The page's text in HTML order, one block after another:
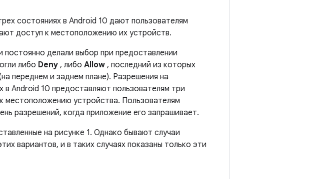
состояниях в Android 10 дают пользователям
доступ к местоположению их устройств.
постоянно делали выбор при предоставлении
либо Deny , либо Allow , последний из которых
переднем и заднем плане). Разрешения на
Android 10 предоставляют пользователям три
местоположению устройства. Пользователям
разрешений, когда приложение его запрашивает.
на рисунке 1. Однако бывают случаи
вариантов, и в таких случаях показаны только эти